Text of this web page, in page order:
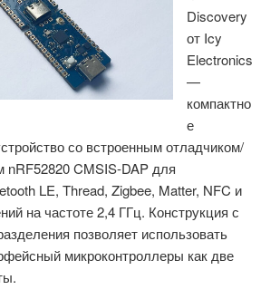
Discovery
от Icy
Electronics
—
компактно
е
со встроенным отладчиком/
nRF52820 CMSIS-DAP для
LE, Thread, Zigbee, Matter, NFC и
на частоте 2,4 ГГц. Конструкция с
позволяет использовать
микроконтроллеры как две